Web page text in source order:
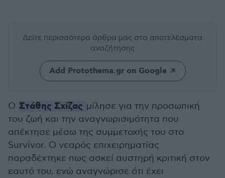
Δείτε περισσότερα άρθρα μας στα αποτελέσματα
αναζήτησης
Add Protothema.gr on Google
Ο Στάθης Σχίζας μίλησε για την προσωπική
του ζωή και την αναγνωρισιμότητα που
απέκτησε μέσω της συμμετοχής του στο
Survivor. Ο νεαρός επιχειρηματίας
παραδέχτηκε πως ασκεί αυστηρή κριτική στον
εαυτό του, ενώ αναγνώρισε ότι έχει